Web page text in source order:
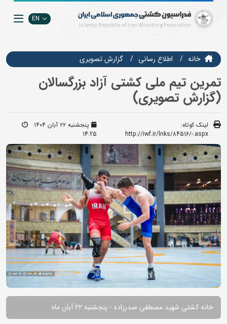
EN
خانه اطلاع رسانی گزارش تصويري
تمرین تیم ملی کشتی آزاد بزرگسالان
(گزارش تصویری)
لینک کوتاه:
http://iwf.ir/lnks/84516/-.aspx
پنجشنبه ۲۲ آبان ۱۴۰۴
14:25
خانه کشتی شهید مصطفی صدرزاده - پنجشنبه 22 آبان ماه